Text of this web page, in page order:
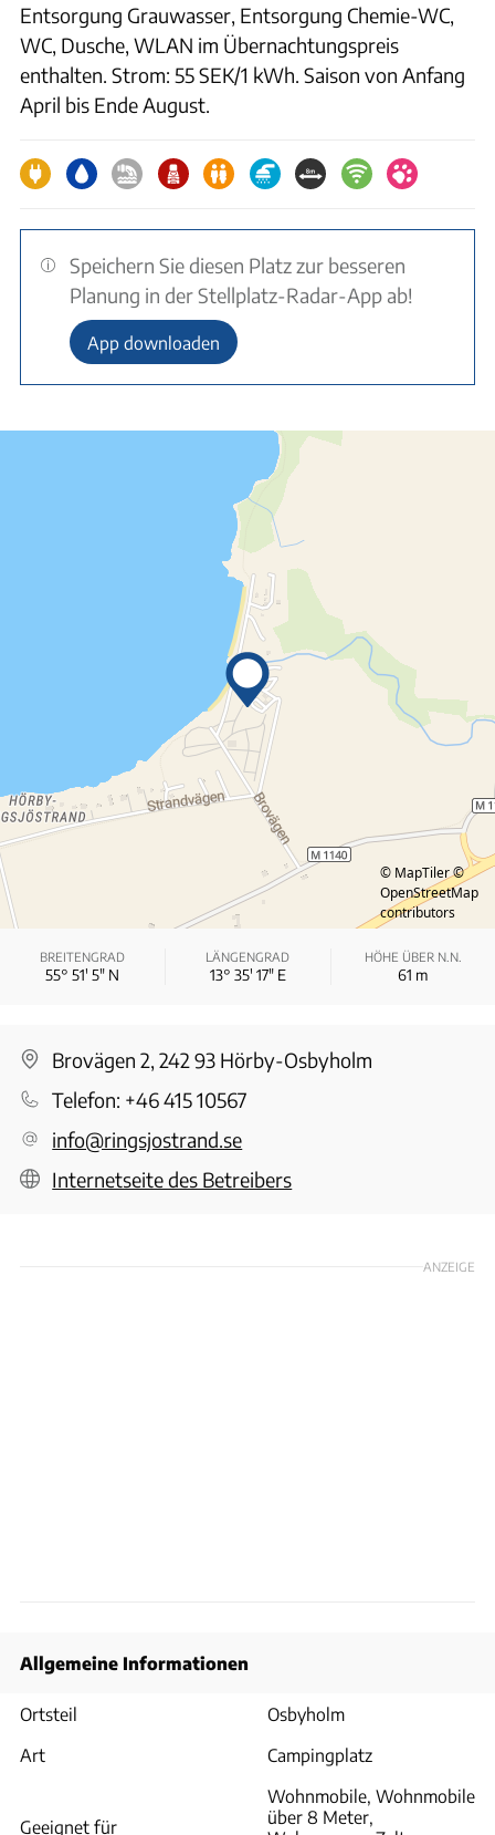
Entsorgung Grauwasser, Entsorgung Chemie-WC,
WC, Dusche, WLAN im Übernachtungspreis
enthalten. Strom: 55 SEK/1 kWh. Saison von Anfang
April bis Ende August.
Speichern Sie diesen Platz zur besseren
Planung in der Stellplatz-Radar-App ab!
App downloaden
© MapTiler©
OpenStreetMap
contributors
BREITENGRAD
55° 51′ 5″ N
LÄNGENGRAD
13° 35′ 17″ E
HÖHE ÜBER N.N.
61 m
Brovägen 2, 242 93 Hörby-Osbyholm
Telefon: +46 415 10567
info@ringsjostrand.se
Internetseite des Betreibers
ANZEIGE
Allgemeine Informationen
Ortsteil
Osbyholm
Art
Campingplatz
Geeignet für
Wohnmobile, Wohnmobile
über 8 Meter,